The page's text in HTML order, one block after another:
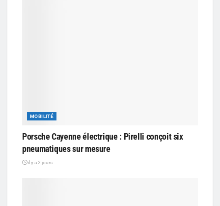
MOBILITÉ
Porsche Cayenne électrique : Pirelli conçoit six
pneumatiques sur mesure
il y a 2 jours